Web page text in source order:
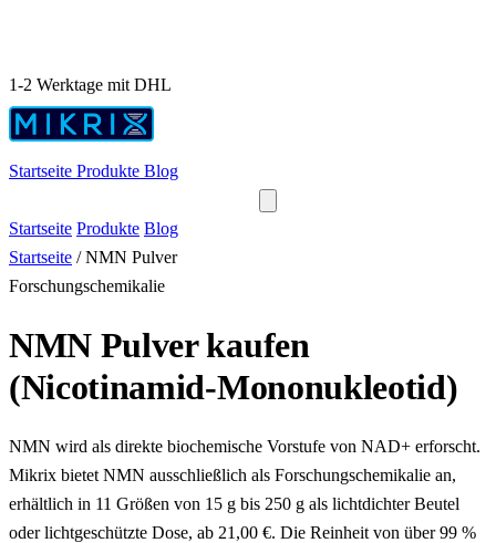
1-2 Werktage mit DHL
Startseite Produkte Blog
Startseite Produkte Blog
Startseite / NMN Pulver
Forschungschemikalie
NMN Pulver kaufen
(Nicotinamid-Mononukleotid)
NMN wird als direkte biochemische Vorstufe von NAD+ erforscht.
Mikrix bietet NMN ausschließlich als Forschungschemikalie an,
erhältlich in 11 Größen von 15 g bis 250 g als lichtdichter Beutel
oder lichtgeschützte Dose, ab 21,00 €. Die Reinheit von über 99 %